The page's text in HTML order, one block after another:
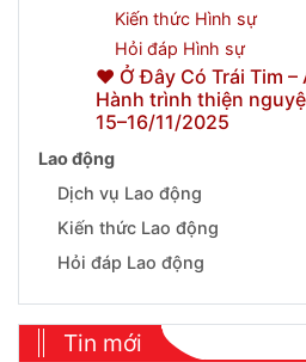
Kiến thức Hình sự
Hỏi đáp Hình sự
❤️ Ở Đây Có Trái Tim –
Hành trình thiện
15–16/11/2025
Lao động
Dịch vụ Lao động
Kiến thức Lao động
Hỏi đáp Lao động
Tin mới